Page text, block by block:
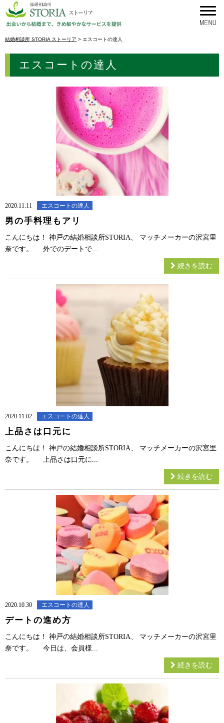
結婚相談所 STORIA ストーリア > エスコートの達人
エスコートの達人
2020.11.11 エスコートの達人
男の手料理もアリ
こんにちは！ 神戸の結婚相談所STORIA、 マッチメーカーの沢宮里
奈です。 外でのデートで...
続きを読む
2020.11.02 エスコートの達人
上品さは口元に
こんにちは！ 神戸の結婚相談所STORIA、 マッチメーカーの沢宮里
奈です。 上品さは口元に...
続きを読む
2020.10.30 エスコートの達人
デートの進め方
こんにちは！ 神戸の結婚相談所STORIA、 マッチメーカーの沢宮里
奈です。 今日は、会員様...
続きを読む